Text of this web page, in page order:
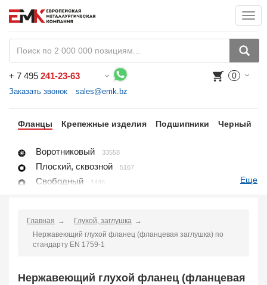
+ 7 495 241-23-63
Заказать звонок sales@emk.bz
0
Фланцы Крепежные изделия Подшипники Черный
Воротниковый 33558
Плоский, сквозной 5167
Свободный 1446
Резьбовой 1650
Воротниковый удлиненный
Еще
Главная
Глухой, заглушка
Нержавеющий глухой фланец (фланцевая заглушка) по
стандарту EN 1759-1
Нержавеющий глухой фланец (фланцевая